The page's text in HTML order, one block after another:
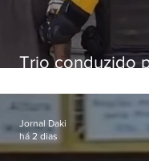
Trio conduzido
passagens
Jornal Daki
há 2 dias